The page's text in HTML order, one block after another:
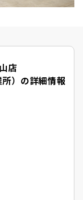
店
所）の詳細情報